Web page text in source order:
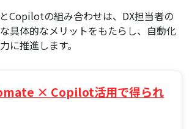
Copilotの組み合わせは、DX担当者の
具体的なメリットをもたらし、自動化
に推進します。
× Copilot活用で得られ